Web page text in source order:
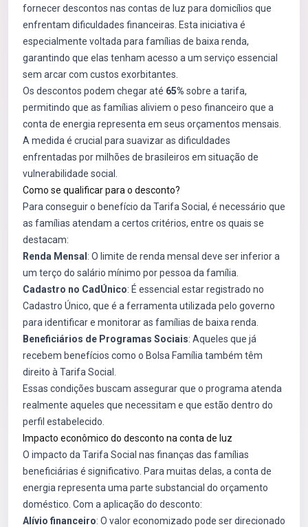
fornecer descontos nas contas de luz para domicílios que
enfrentam dificuldades financeiras. Esta iniciativa é
especialmente voltada para famílias de baixa renda,
garantindo que elas tenham acesso a um serviço essencial
sem arcar com custos exorbitantes.
Os descontos podem chegar até 65% sobre a tarifa,
permitindo que as famílias aliviem o peso financeiro que a
conta de energia representa em seus orçamentos mensais.
A medida é crucial para suavizar as dificuldades
enfrentadas por milhões de brasileiros em situação de
vulnerabilidade social.
Como se qualificar para o desconto?
Para conseguir o benefício da Tarifa Social, é necessário que
as famílias atendam a certos critérios, entre os quais se
destacam:
Renda Mensal : O limite de renda mensal deve ser inferior a
um terço do salário mínimo por pessoa da família.
Cadastro no CadÚnico: É essencial estar registrado no
Cadastro Único, que é a ferramenta utilizada pelo governo
para identificar e monitorar as famílias de baixa renda.
Beneficiários de Programas Sociais: Aqueles que já
recebem benefícios como o Bolsa Família também têm
direito à Tarifa Social.
Essas condições buscam assegurar que o programa atenda
realmente aqueles que necessitam e que estão dentro do
perfil estabelecido.
Impacto econômico do desconto na conta de luz
O impacto da Tarifa Social nas finanças das famílias
beneficiárias é significativo. Para muitas delas, a conta de
energia representa uma parte substancial do orçamento
doméstico. Com a aplicação do desconto:
Alívio financeiro: O valor economizado pode ser direcionado